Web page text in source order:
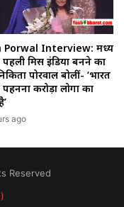
Porwal Interview: मध्य
पहली मिस इंडिया बनने का
पोरवाल बोलीं- ‘भारत
करोड़ों लोगों का
ago
Reserved